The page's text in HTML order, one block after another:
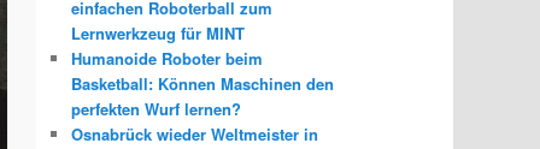
einfachen Roboterball zum
Lernwerkzeug für MINT
Humanoide Roboter beim
Basketball: Können Maschinen den
perfekten Wurf lernen?
Osnabrück wieder Weltmeister in